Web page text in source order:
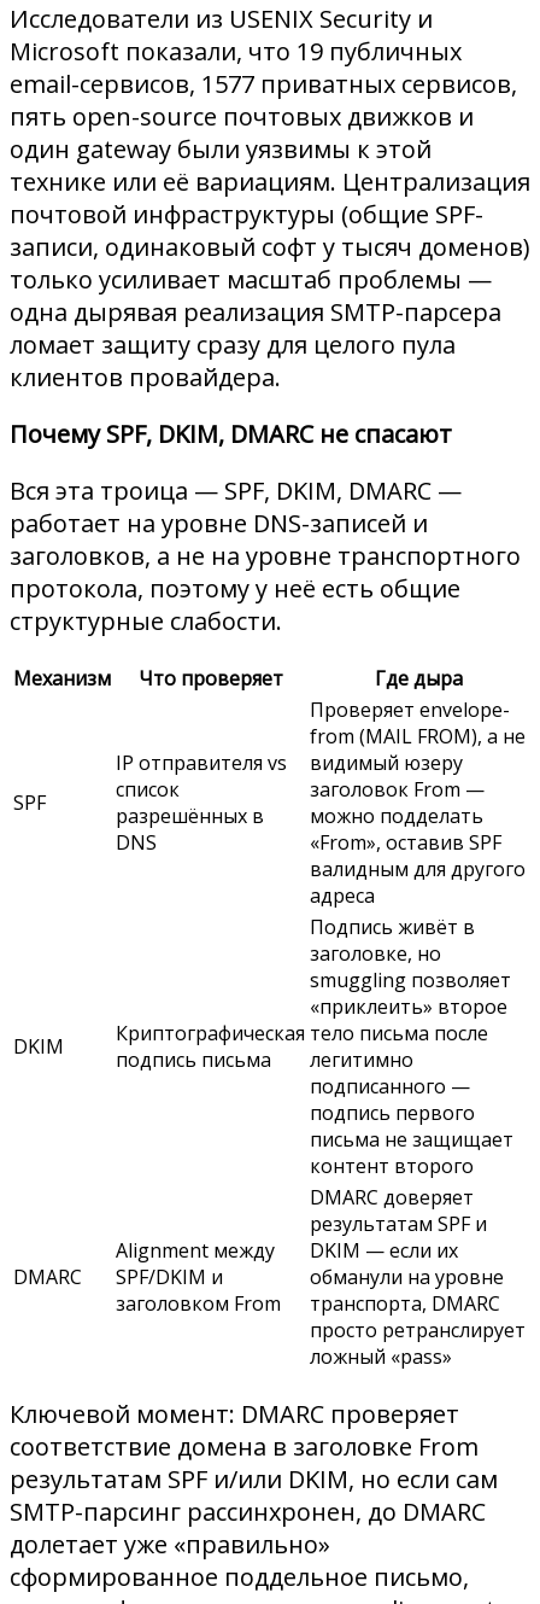
Исследователи из USENIX Security и
Microsoft показали, что 19 публичных
email-сервисов, 1577 приватных сервисов,
пять open-source почтовых движков и
один gateway были уязвимы к этой
технике или её вариациям. Централизация
почтовой инфраструктуры (общие SPF-
записи, одинаковый софт у тысяч доменов)
только усиливает масштаб проблемы —
одна дырявая реализация SMTP-парсера
ломает защиту сразу для целого пула
клиентов провайдера.
Почему SPF, DKIM, DMARC не спасают
Вся эта троица — SPF, DKIM, DMARC —
работает на уровне DNS-записей и
заголовков, а не на уровне транспортного
протокола, поэтому у неё есть общие
структурные слабости.
Механизм Что проверяет Где дыра
SPF
IP отправителя vs
список
разрешённых в
DNS
Проверяет envelope-
from (MAIL FROM), а не
видимый юзеру
заголовок From —
можно подделать
«From», оставив SPF
валидным для другого
адреса
DKIM
Криптографическая
подпись письма
Подпись живёт в
заголовке, но
smuggling позволяет
«приклеить» второе
тело письма после
легитимно
подписанного —
подпись первого
письма не защищает
контент второго
DMARC
Alignment между
SPF/DKIM и
заголовком From
DMARC доверяет
результатам SPF и
DKIM — если их
обманули на уровне
транспорта, DMARC
просто ретранслирует
ложный «pass»
Ключевой момент: DMARC проверяет
соответствие домена в заголовке From
результатам SPF и/или DKIM, но если сам
SMTP-парсинг рассинхронен, до DMARC
долетает уже «правильно»
сформированное поддельное письмо,